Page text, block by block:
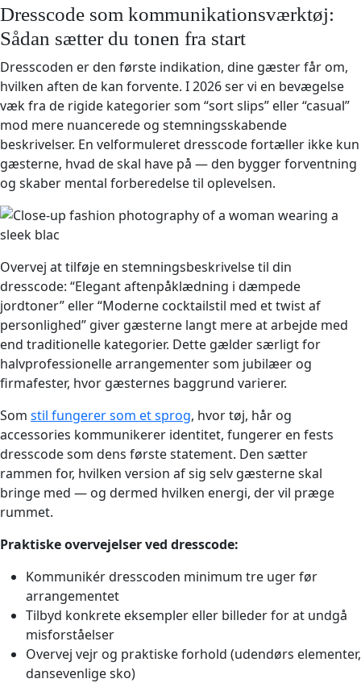
Dresscode som kommunikationsværktøj:
Sådan sætter du tonen fra start
Dresscoden er den første indikation, dine gæster får om,
hvilken aften de kan forvente. I 2026 ser vi en bevægelse
væk fra de rigide kategorier som “sort slips” eller “casual”
mod mere nuancerede og stemningsskabende
beskrivelser. En velformuleret dresscode fortæller ikke kun
gæsterne, hvad de skal have på — den bygger forventning
og skaber mental forberedelse til oplevelsen.
Overvej at tilføje en stemningsbeskrivelse til din
dresscode: “Elegant aftenpåklædning i dæmpede
jordtoner” eller “Moderne cocktailstil med et twist af
personlighed” giver gæsterne langt mere at arbejde med
end traditionelle kategorier. Dette gælder særligt for
halvprofessionelle arrangementer som jubilæer og
firmafester, hvor gæsternes baggrund varierer.
Som stil fungerer som et sprog, hvor tøj, hår og
accessories kommunikerer identitet, fungerer en fests
dresscode som dens første statement. Den sætter
rammen for, hvilken version af sig selv gæsterne skal
bringe med — og dermed hvilken energi, der vil præge
rummet.
Praktiske overvejelser ved dresscode:
Kommunikér dresscoden minimum tre uger før
arrangementet
Tilbyd konkrete eksempler eller billeder for at undgå
misforståelser
Overvej vejr og praktiske forhold (udendørs elementer,
dansevenlige sko)